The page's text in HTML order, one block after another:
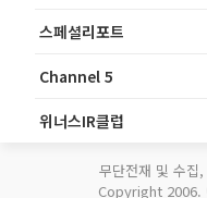
스페셜리포트
Channel 5
위너스IR클럽
무단전재 및 수집
Copyright 2006.